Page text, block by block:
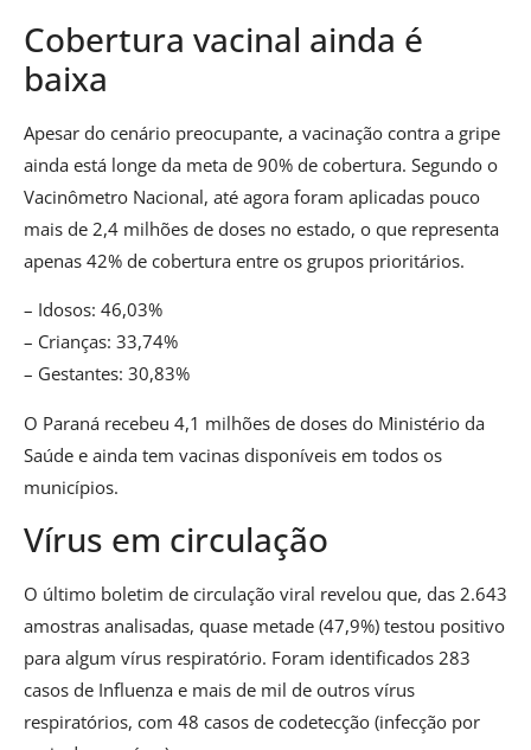
Cobertura vacinal ainda é
baixa
Apesar do cenário preocupante, a vacinação contra a gripe
ainda está longe da meta de 90% de cobertura. Segundo o
Vacinômetro Nacional, até agora foram aplicadas pouco
mais de 2,4 milhões de doses no estado, o que representa
apenas 42% de cobertura entre os grupos prioritários.
– Idosos: 46,03%
– Crianças: 33,74%
– Gestantes: 30,83%
O Paraná recebeu 4,1 milhões de doses do Ministério da
Saúde e ainda tem vacinas disponíveis em todos os
municípios.
Vírus em circulação
O último boletim de circulação viral revelou que, das 2.643
amostras analisadas, quase metade (47,9%) testou positivo
para algum vírus respiratório. Foram identificados 283
casos de Influenza e mais de mil de outros vírus
respiratórios, com 48 casos de codetecção (infecção por